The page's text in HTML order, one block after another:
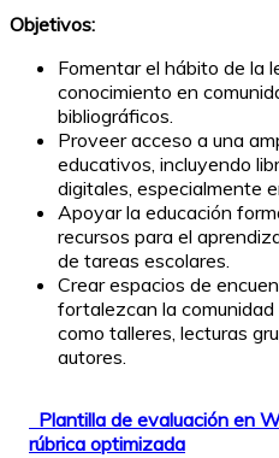
Objetivos:
Fomentar el hábito de la
conocimiento en
bibliográficos.
Proveer acceso a una
educativos, incluyendo
digitales, especialmente
Apoyar la educación
recursos para el
de tareas escolares.
Crear espacios de
fortalezcan la
como talleres, lecturas
autores.
Plantilla de evaluación en
rúbrica optimizada